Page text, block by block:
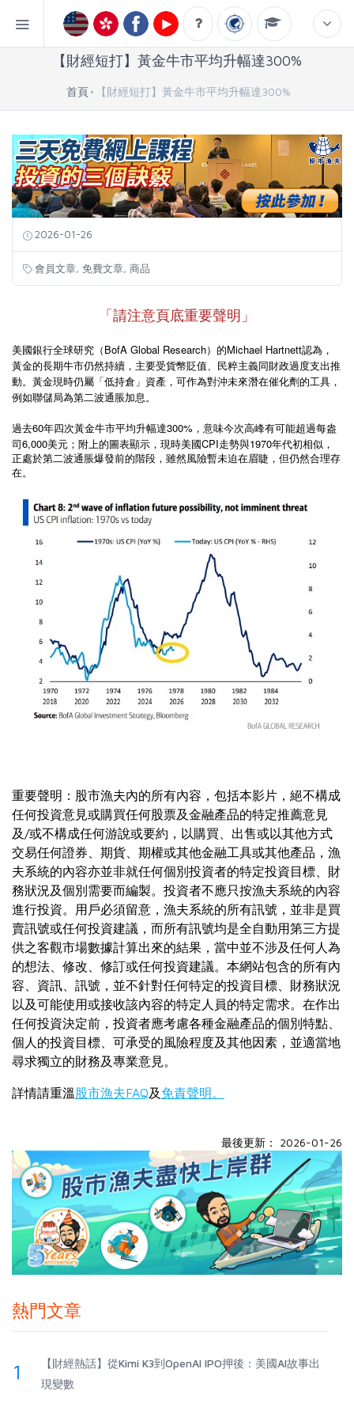
【財經短打】黃金牛市平均升幅達300%
首頁 【財經短打】黃金牛市平均升幅達300%
2026-01-26
會員文章 免費文章 商品
「請注意頁底重要聲明」
美國銀行全球研究（BofA Global Research）的Michael Hartnett認為，
黃金的長期牛市仍然持續，主要受貨幣貶值、民粹主義同財政過度支出推
動。黃金現時仍屬「低持倉」資產，可作為對沖未來潛在催化劑的工具，
例如聯儲局為第二波通脹加息。
過去60年四次黃金牛市平均升幅達300% ，意味今次高峰有可能超過每盎
司 6,000美元；附上的圖表顯示，現時美國CPI走勢與1970年代初相似，
正處於第二波通脹爆發前的階段，雖然風險暫未迫在眉睫，但仍然合理存
在。
重要聲明：股市漁夫內的所有內容，包括本影片，絕不構成
任何投資意見或購買任何股票及金融產品的特定推薦意見
及/或不構成任何游說或要約，以購買、出售或以其他方式
交易任何證券、期貨、期權或其他金融工具或其他產品，漁
夫系統的內容亦並非就任何個別投資者的特定投資目標、財
務狀況及個別需要而編製。投資者不應只按漁夫系統的內容
進行投資。用戶必須留意，漁夫系統的所有訊號，並非是買
賣訊號或任何投資建議，而所有訊號均是全自動用第三方提
供之客觀市場數據計算出來的結果，當中並不涉及任何人為
的想法、修改、修訂或任何投資建議。本網站包含的所有內
容、資訊、訊號，並不針對任何特定的投資目標、財務狀況
以及可能使用或接收該內容的特定人員的特定需求。在作出
任何投資決定前，投資者應考慮各種金融產品的個別特點、
個人的投資目標、可承受的風險程度及其他因素，並適當地
尋求獨立的財務及專業意見。
詳情請重溫 股市漁夫FAQ及 免責聲明。
最後更新： 2026-01-26
熱門文章
1
【財經熱話】從Kimi K3到OpenAI IPO押後：美國AI故事出
現變數